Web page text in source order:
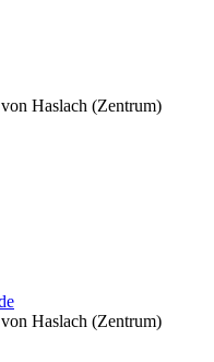
von Haslach (Zentrum)
von Haslach (Zentrum)